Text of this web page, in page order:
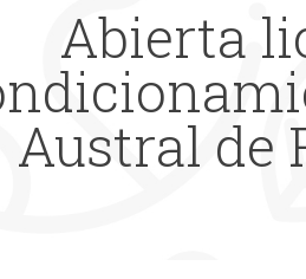
Abierta
Austral de